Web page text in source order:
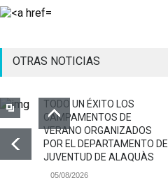
OTRAS NOTICIAS
TODO UN ÉXITO LOS
CAMPAMENTOS DE
VERANO ORGANIZADOS
POR EL DEPARTAMENTO DE
JUVENTUD DE ALAQUÀS
05/08/2026